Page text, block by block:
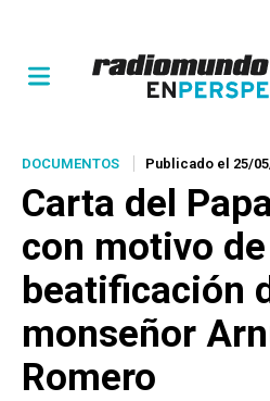
DOCUMENTOS Publicado el 25/
Carta del
con motivo
beatificación
monseñor
Romero